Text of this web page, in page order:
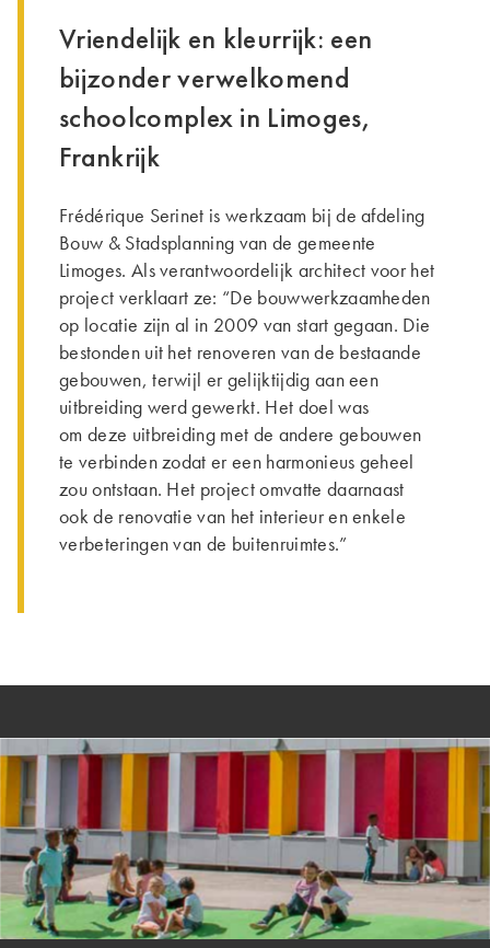
Vriendelijk en kleurrijk: een
bijzonder verwelkomend
schoolcomplex in Limoges,
Frankrijk
Frédérique Serinet is werkzaam bij de afdeling
Bouw & Stadsplanning van de gemeente
Limoges. Als verantwoordelijk architect voor het
project verklaart ze: “De bouwwerkzaamheden
op locatie zijn al in 2009 van start gegaan. Die
bestonden uit het renoveren van de bestaande
gebouwen, terwijl er gelijktijdig aan een
uitbreiding werd gewerkt. Het doel was
om deze uitbreiding met de andere gebouwen
te verbinden zodat er een harmonieus geheel
zou ontstaan. Het project omvatte daarnaast
ook de renovatie van het interieur en enkele
verbeteringen van de buitenruimtes.”